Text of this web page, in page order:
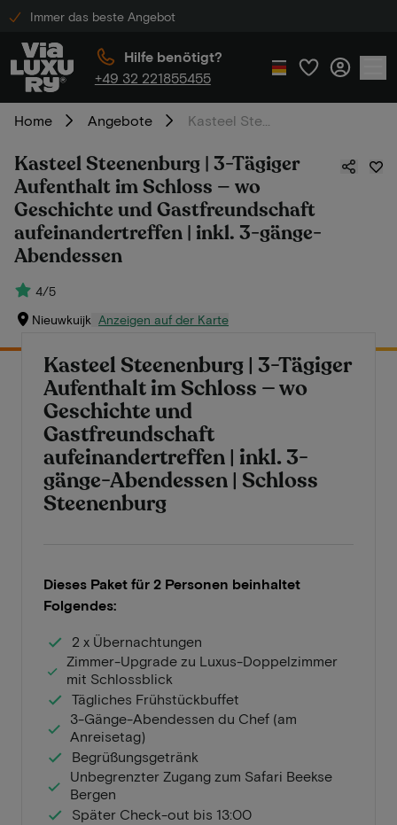
Immer das beste Angebot
Hilfe benötigt?
+49 32 221855455
Home Angebote
Kasteel Steenenburg | 3-Tägiger
Aufenthalt im Schloss — wo
Geschichte und Gastfreundschaft
aufeinandertreffen | inkl. 3-gänge-
Abendessen
4/5
Nieuwkuijk Anzeigen auf der Karte
Kasteel Steenenburg | 3-Tägiger
Aufenthalt im Schloss — wo
Geschichte und
Gastfreundschaft
aufeinandertreffen | inkl. 3-
gänge-Abendessen | Schloss
Steenenburg
Dieses Paket für 2 Personen beinhaltet
Folgendes:
2 x Übernachtungen
Zimmer-Upgrade zu Luxus-Doppelzimmer
mit Schlossblick
Tägliches Frühstückbuffet
3-Gänge-Abendessen du Chef (am
Anreisetag)
Begrüßungsgetränk
Unbegrenzter Zugang zum Safari Beekse
Bergen
Später Check-out bis 13:00